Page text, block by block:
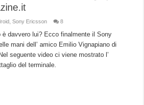
,Sony Ericsson 8
è davvero lui? Ecco finalmente il Sony
mani dell’ amico Emilio Vignapiano di
seguente video ci viene mostrato l’
del terminale.